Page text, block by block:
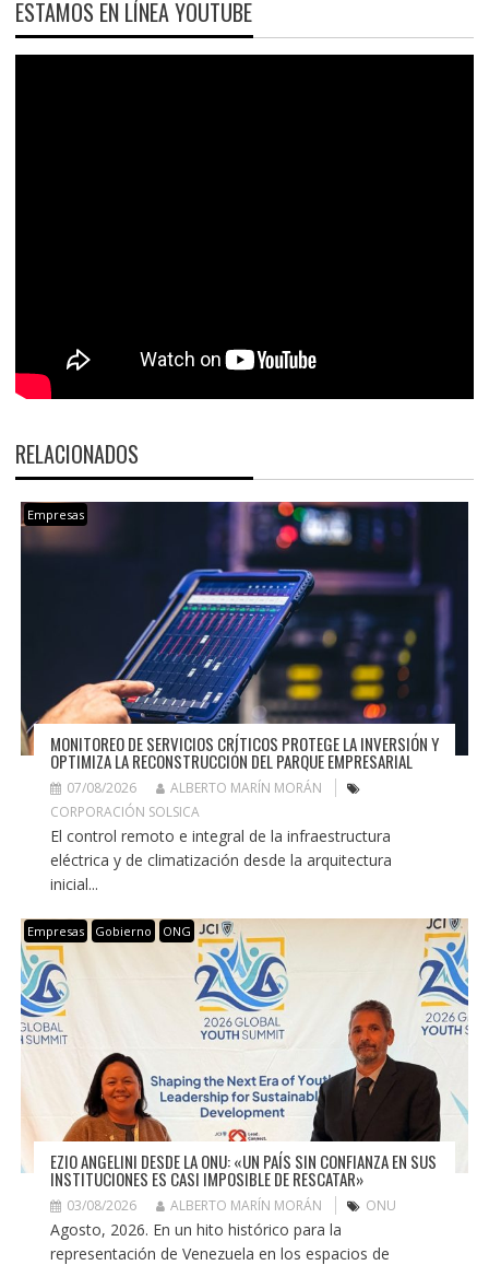
ESTAMOS EN LÍNEA YOUTUBE
RELACIONADOS
Empresas
MONITOREO DE SERVICIOS CRÍTICOS PROTEGE LA INVERSIÓN Y
OPTIMIZA LA RECONSTRUCCIÓN DEL PARQUE EMPRESARIAL
07/08/2026
ALBERTO MARÍN MORÁN
CORPORACIÓN SOLSICA
El control remoto e integral de la infraestructura
eléctrica y de climatización desde la arquitectura
inicial...
Empresas Gobierno ONG
EZIO ANGELINI DESDE LA ONU: «UN PAÍS SIN CONFIANZA EN SUS
INSTITUCIONES ES CASI IMPOSIBLE DE RESCATAR»
03/08/2026 ALBERTO MARÍN MORÁN ONU
Agosto, 2026. En un hito histórico para la
representación de Venezuela en los espacios de